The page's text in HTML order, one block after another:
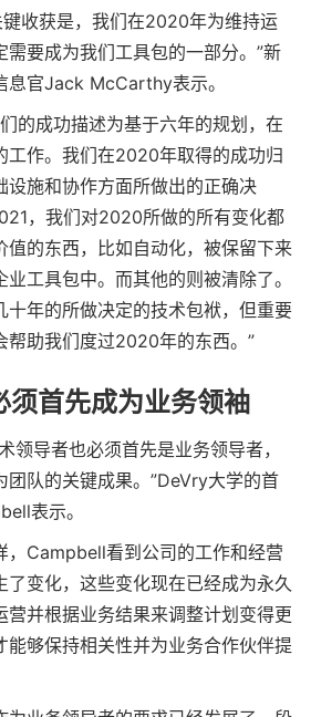
收获是，我们在2020年为维持运
需要成为我们工具包的一部分。”新
息官Jack McCarthy表示。
的成功描述为基于六年的规划，在
工作。我们在2020年取得的成功归
设施和协作方面所做出的正确决
，我们对2020所做的所有变化都
值的东西，比如自动化，被保留下来
工具包中。而其他的则被清除了。
十年的所做决定的技术包袱，但重要
帮助我们度过2020年的东西。”
须首先成为业务领袖
领导者也必须首先是业务领导者，
团队的关键成果。”DeVry大学的首
表示。
，Campbell看到公司的工作和经营
了变化，这些变化现在已经成为永久
营并根据业务结果来调整计划变得更
能够保持相关性并为业务合作伙伴提